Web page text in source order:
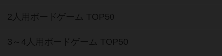
2人用ボードゲーム TOP50
3～4人用ボードゲーム TOP50